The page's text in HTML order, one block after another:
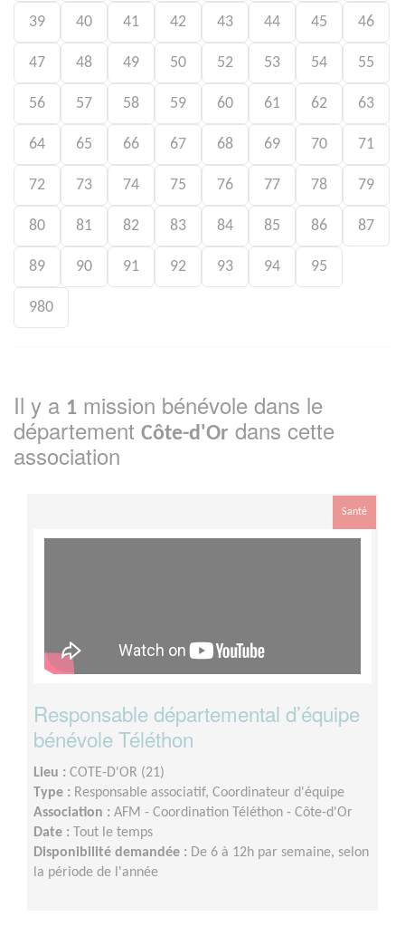
39 40 41 42 43 44 45 46
47 48 49 50 52 53 54 55
56 57 58 59 60 61 62 63
64 65 66 67 68 69 70 71
72 73 74 75 76 77 78 79
80 81 82 83 84 85 86 87
89 90 91 92 93 94 95
980
Il y a 1 mission bénévole dans le
département Côte-d'Or dans cette
association
Santé
Responsable départemental d’équipe
bénévole Téléthon
Lieu : COTE-D'OR (21)
Type : Responsable associatif, Coordinateur d'équipe
Association : AFM - Coordination Téléthon - Côte-d'Or
Date :
Tout le temps
Disponibilité demandée : De 6 à 12h par semaine, selon
la période de l'année